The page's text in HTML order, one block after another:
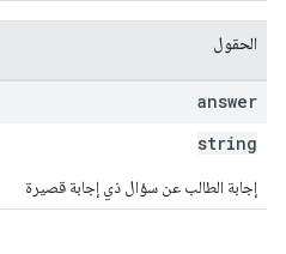
الحقول
answer
string
إجابة الطالب عن سؤال ذي إجابة قصيرة